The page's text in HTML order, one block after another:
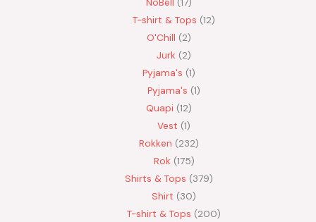
T-shirt & Tops 12
O'Chill 2
Jurk 2
Pyjama's 1
Pyjama's 1
Quapi 12
Vest 1
Rokken 232
Rok 175
Shirts & Tops 379
Shirt
30
T-shirt & Tops
200